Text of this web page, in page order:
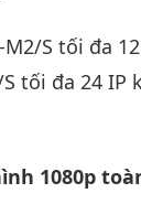
M2/S tối đa
tối đa 24 IP
1080p